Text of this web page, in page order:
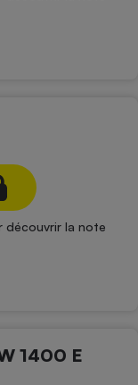
découvrir la note
1400 E